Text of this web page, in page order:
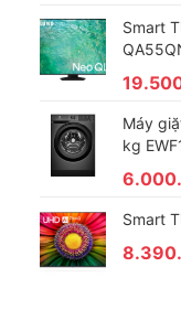
Smart
Máy
kg
Smart